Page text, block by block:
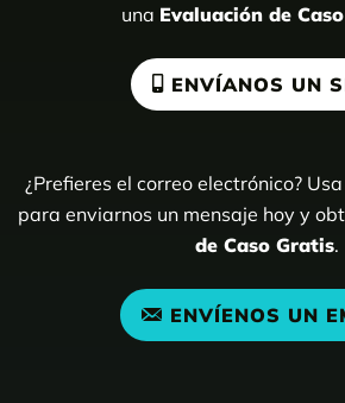
una Evaluación de
ENVÍANOS UN
¿Prefieres el correo electrónico?
para enviarnos un mensaje hoy y
de Caso Gratis.
ENVÍENOS UN